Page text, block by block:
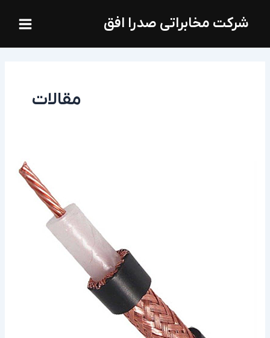
شرکت مخابراتی صدرا افق
Menu
مقالات